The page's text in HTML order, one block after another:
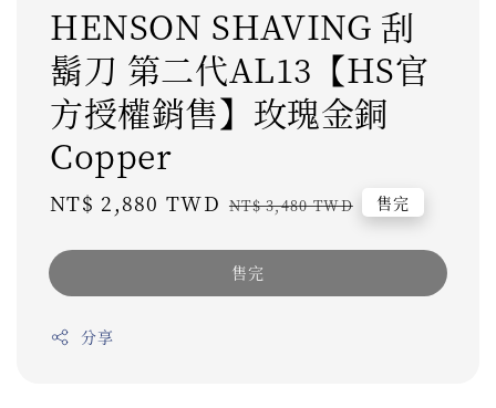
HENSON SHAVING 刮
鬍刀 第二代AL13【HS官
方授權銷售】玫瑰金銅
Copper
Sale
NT$ 2,880 TWD Regular
NT$ 3,480 TWD 售完
售完
分享